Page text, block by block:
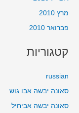
מרץ 2010
פברואר 2010
קטגוריות
russian
סאונה יבשה אבו גוש
סאונה יבשה אביחיל